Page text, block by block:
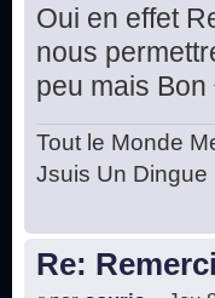
Oui en effet
nous
peu mais
Tout le Monde
Jsuis Un Dingue
Re: